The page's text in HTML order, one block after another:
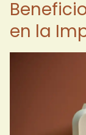
en la